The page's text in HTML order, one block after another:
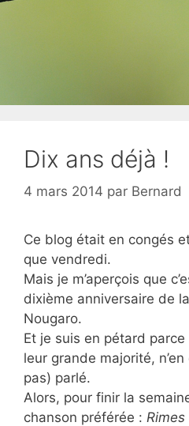
Dix ans déjà !
4 mars 2014 par Bernard
Ce blog était en congés
que vendredi.
Mais je m’aperçois que
dixième anniversaire de
Nougaro.
Et je suis en pétard
leur grande majorité,
pas) parlé.
Alors, pour finir la
chanson préférée : Rimes